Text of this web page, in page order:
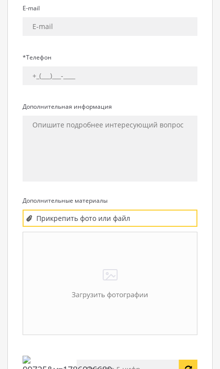
E-mail
*Телефон
Дополнительная информация
Дополнительные материалы
Прикрепить фото или файл